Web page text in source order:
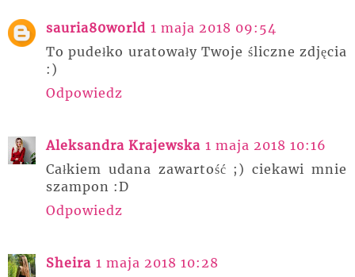
sauria80world 1 maja 2018 09:54
To pudełko uratowały Twoje śliczne zdjęcia
:)
Odpowiedz
Aleksandra Krajewska 1 maja 2018 10:16
Całkiem udana zawartość ;) ciekawi mnie
szampon :D
Odpowiedz
Sheira 1 maja 2018 10:28